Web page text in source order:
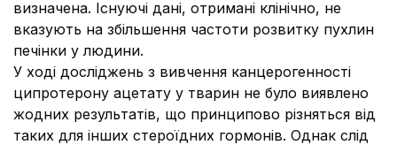
визначена. Існуючі дані, отримані клінічно, не
вказують на збільшення частоти розвитку пухлин
печінки у людини.
У ході досліджень з вивчення канцерогенності
ципротерону ацетату у тварин не було виявлено
жодних результатів, що принципово різняться від
таких для інших стероїдних гормонів. Однак слід